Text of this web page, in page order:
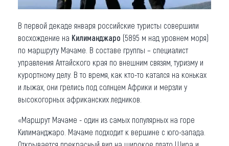
В первой декаде января российские туристы совершили
восхождение на Килиманджаро (5895 м над уровнем моря)
по маршруту Мачаме. В составе группы – специалист
управления Алтайского края по внешним связям, туризму и
курортному делу. В то время, как кто-то катался на коньках
и лыжах, они грелись под солнцем Африки и мерзли у
высокогорных африканских ледников.
«Маршрут Мачаме - один из самых популярных на горе
Килиманджаро. Мачаме подходит к вершине с юго-запада.